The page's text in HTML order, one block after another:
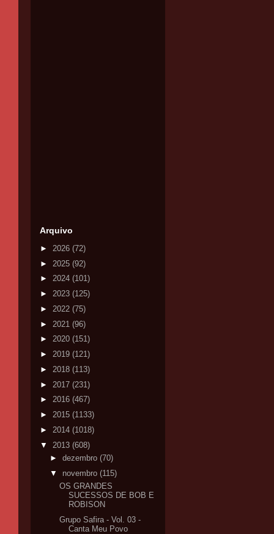
Arquivo
► 2026 (72)
► 2025 (92)
► 2024 (101)
► 2023 (125)
► 2022 (75)
► 2021 (96)
► 2020 (151)
► 2019 (121)
► 2018 (113)
► 2017 (231)
► 2016 (467)
► 2015 (1133)
► 2014 (1018)
▼ 2013 (608)
► dezembro (70)
▼ novembro (115)
OS GRANDES
SUCESSOS DE BOB E
ROBISON
Grupo Safira - Vol. 03 -
Canta Meu Povo